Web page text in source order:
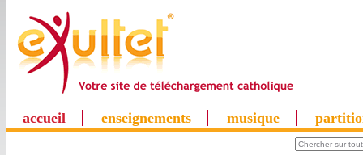
accueil enseignements musique